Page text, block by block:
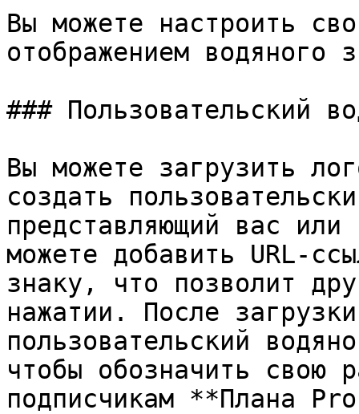
Вы можете настроить
отображением водяного
### Пользовательский
Вы можете загрузить
создать
представляющий вас
можете добавить URL-
знаку, что позволит
нажатии. После
пользовательский
чтобы обозначить свою
подписчикам **Плана